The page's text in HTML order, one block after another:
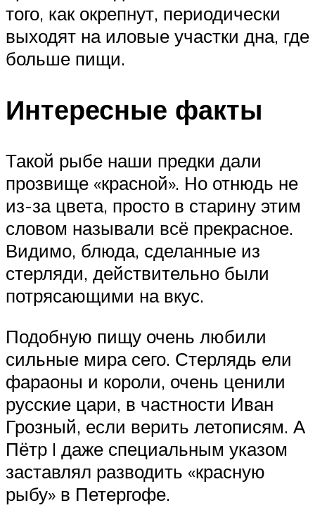
того, как окрепнут, периодически
выходят на иловые участки дна, где
больше пищи.
Интересные факты
Такой рыбе наши предки дали
прозвище «красной». Но отнюдь не
из-за цвета, просто в старину этим
словом называли всё прекрасное.
Видимо, блюда, сделанные из
стерляди, действительно были
потрясающими на вкус.
Подобную пищу очень любили
сильные мира сего. Стерлядь ели
фараоны и короли, очень ценили
русские цари, в частности Иван
Грозный, если верить летописям. А
Пётр I даже специальным указом
заставлял разводить «красную
рыбу» в Петергофе.